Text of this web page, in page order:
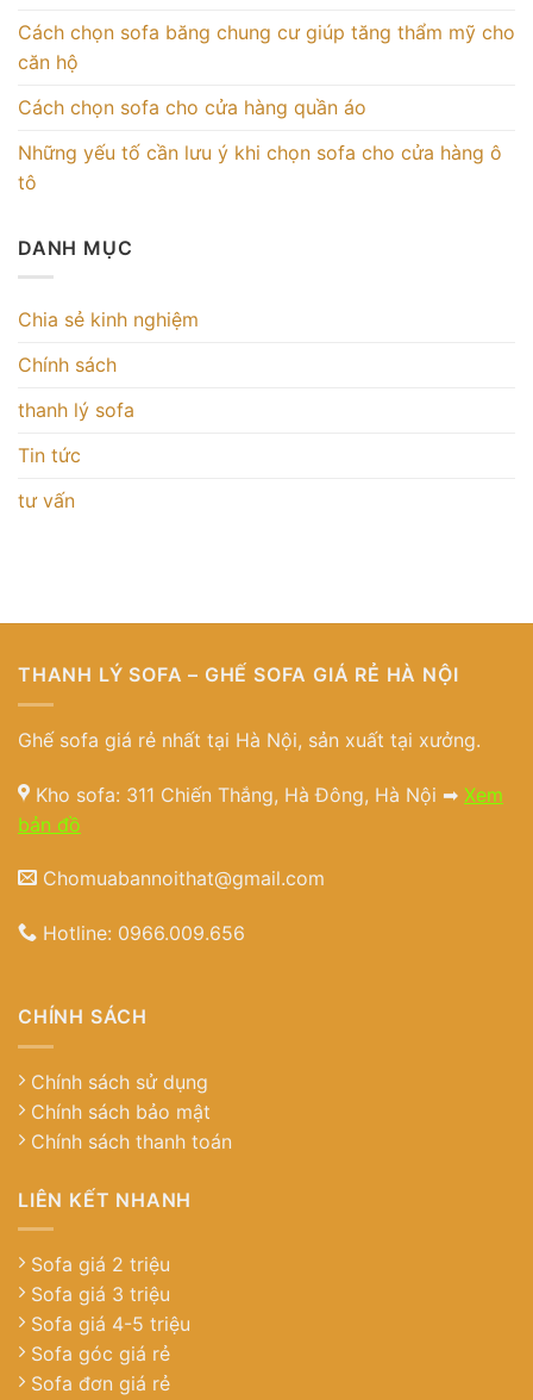
Cách chọn sofa băng chung cư giúp tăng thẩm mỹ cho
căn hộ
Cách chọn sofa cho cửa hàng quần áo
Những yếu tố cần lưu ý khi chọn sofa cho cửa hàng ô
tô
DANH MỤC
Chia sẻ kinh nghiệm
Chính sách
thanh lý sofa
Tin tức
tư vấn
THANH LÝ SOFA – GHẾ SOFA GIÁ RẺ HÀ NỘI
Ghế sofa giá rẻ nhất tại Hà Nội, sản xuất tại xưởng.
Kho sofa: 311 Chiến Thắng, Hà Đông, Hà Nội ➡ Xem
bản đồ
Chomuabannoithat@gmail.com
Hotline: 0966.009.656
CHÍNH SÁCH
Chính sách sử dụng
Chính sách bảo mật
Chính sách thanh toán
LIÊN KẾT NHANH
Sofa giá 2 triệu
Sofa giá 3 triệu
Sofa giá 4-5 triệu
Sofa góc giá rẻ
Sofa đơn giá rẻ